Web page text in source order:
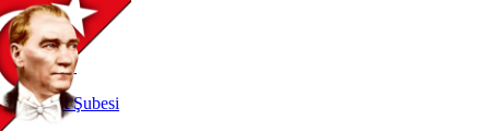
TR
|
EN
İnternetŞubesi